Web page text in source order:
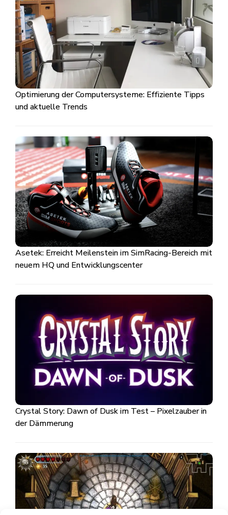
Optimierung der Computersysteme: Effiziente Tipps
und aktuelle Trends
Asetek: Erreicht Meilenstein im SimRacing-Bereich mit
neuem HQ und Entwicklungscenter
Crystal Story: Dawn of Dusk im Test – Pixelzauber in
der Dämmerung